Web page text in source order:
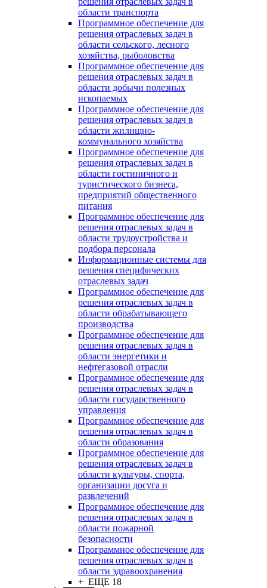
области транспорта
Программное обеспечение для
решения отраслевых задач в
области сельского, лесного
хозяйства, рыболовства
Программное обеспечение для
решения отраслевых задач в
области добычи полезных
ископаемых
Программное обеспечение для
решения отраслевых задач в
области жилищно-
коммунального хозяйства
Программное обеспечение для
решения отраслевых задач в
области гостиничного и
туристического бизнеса,
предприятий общественного
питания
Программное обеспечение для
решения отраслевых задач в
области трудоустройства и
подбора персонала
Информационные системы для
решения специфических
отраслевых задач
Программное обеспечение для
решения отраслевых задач в
области обрабатывающего
производства
Программное обеспечение для
решения отраслевых задач в
области энергетики и
нефтегазовой отрасли
Программное обеспечение для
решения отраслевых задач в
области государственного
управления
Программное обеспечение для
решения отраслевых задач в
области образования
Программное обеспечение для
решения отраслевых задач в
области культуры, спорта,
организации досуга и
развлечений
Программное обеспечение для
решения отраслевых задач в
области пожарной
безопасности
Программное обеспечение для
решения отраслевых задач в
области здравоохранения
+ ЕЩЕ 18